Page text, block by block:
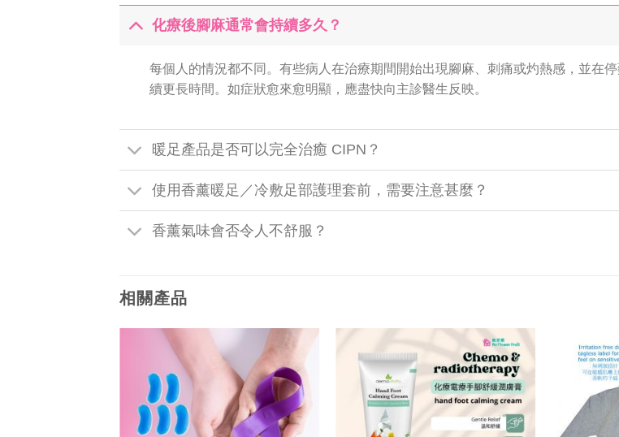
化療後腳麻通常會持續多久？
每個人的情況都不同。有些病人在治療期間開始出現腳麻、刺痛或灼熱感，並在
續更長時間。如症狀愈來愈明顯，應盡快向主診醫生反映。
暖足產品是否可以完全治癒 CIPN？
使用香薰暖足／冷敷足部護理套前，需要注意甚麼？
香薰氣味會否令人不舒服？
相關產品
Add to
wishlist
Add to
wishlist